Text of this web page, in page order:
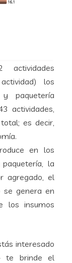
los
paquetería
actividades,
es decir,
en los
la
agregado, el
se genera en
los insumos
interesado
te brinde el